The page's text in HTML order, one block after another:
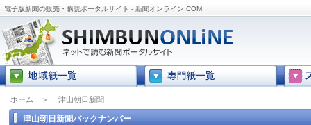
電子版新聞の販売・購読ポータルサイト - 新聞オンライン.COM
ホーム ＞ 津山朝日新聞
津山朝日新聞バックナンバー